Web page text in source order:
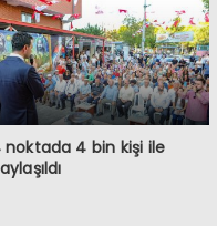
noktada 4 bin kişi ile